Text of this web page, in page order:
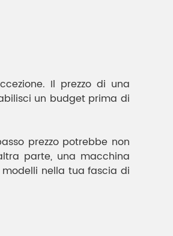
Il prezzo di una
un budget prima di
prezzo potrebbe non
parte, una macchina
nella tua fascia di